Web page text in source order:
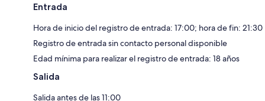
Entrada
Hora de inicio del registro de entrada: 17:00; hora de fin: 21:30
Registro de entrada sin contacto personal disponible
Edad mínima para realizar el registro de entrada: 18 años
Salida
Salida antes de las 11:00